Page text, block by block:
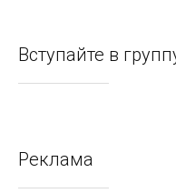
Вступайте в
Реклама